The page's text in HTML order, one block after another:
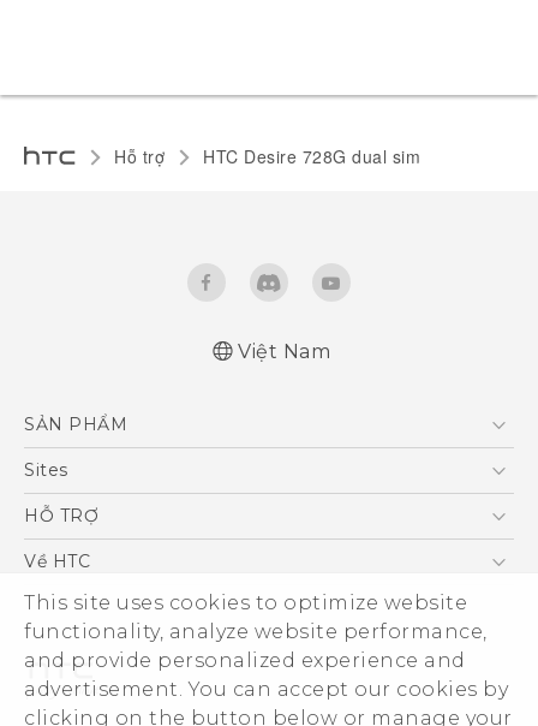
This site uses cookies to optimize website
functionality, analyze website performance,
and provide personalized experience and
advertisement. You can accept our cookies by
clicking on the button below or manage your
Hỗ trợ HTC Desire 728G dual sim‎
Việt Nam
SẢN PHẨM
5G
Điện Thoại Thông Minh
VIVE
Sites
HTC Dev
HỖ TRỢ
Trung tâm hỗ trợ
Hỗ trợ bảo hành HTC
Về HTC
ESG
Nhà đầu tư
Làm việc tại HTC
Chính sách bảo mật